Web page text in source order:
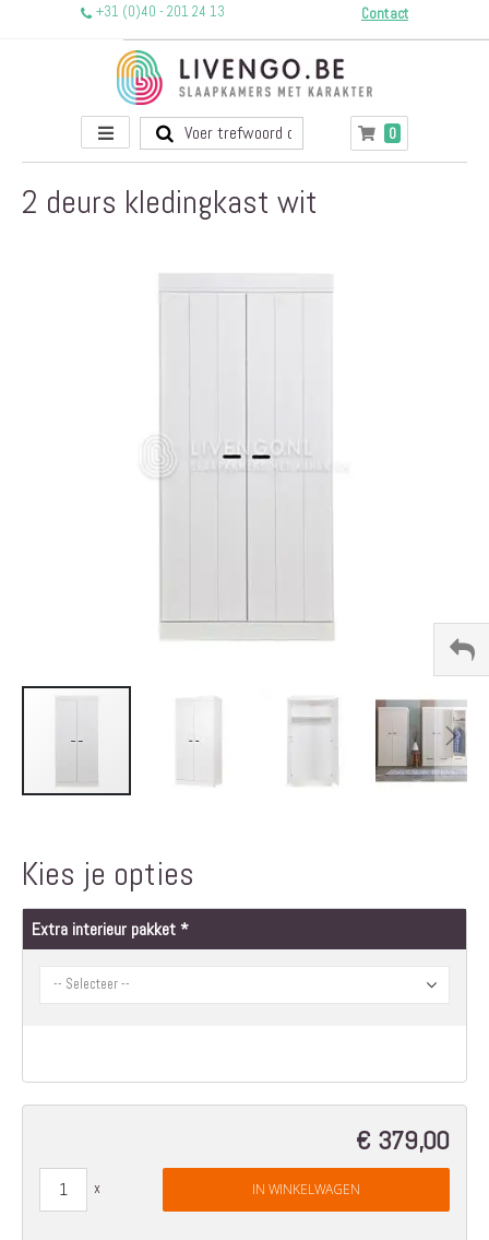
+31 (0)40 - 201 24 13 Contact
Toggle
Nav
Winkelwagen
0producten
2 deurs kledingkast wit
begin
de
Kies je opties
Extra interieur pakket
€ 379,00
IN WINKELWAGEN